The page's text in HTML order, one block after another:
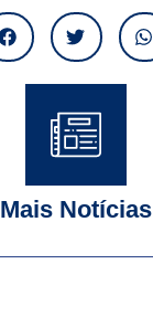
Mais Notícias